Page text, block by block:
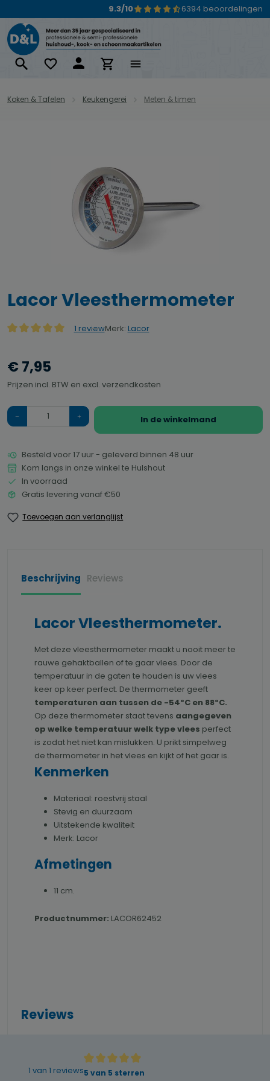
9.3/10 6394 beoordelingen
Koken & Tafelen Keukengerei Meten & timen
Lacor Vleesthermometer
1 reviewMerk: Lacor
€ 7,95
Prijzen incl. BTW en excl. verzendkosten
Hoeveelheid
In de winkelmand
Besteld voor 17 uur - geleverd binnen 48 uur
Kom langs in onze winkel te Hulshout
In voorraad
Gratis levering vanaf €50
Toevoegen aan verlanglijst
Beschrijving Reviews
Lacor Vleesthermometer.
Met deze vleesthermometer maakt u nooit meer te
rauwe gehaktballen of te gaar vlees. Door de
temperatuur in de gaten te houden is uw vlees
keer op keer perfect. De thermometer geeft
temperaturen aan tussen de -54ºC en 88ºC.
Op deze thermometer staat tevens aangegeven
op welke temperatuur welk type vlees perfect
is zodat het niet kan mislukken. U prikt simpelweg
de thermometer in het vlees en kijkt of het gaar is.
Kenmerken
Materiaal: roestvrij staal
Stevig en duurzaam
Uitstekende kwaliteit
Merk: Lacor
Afmetingen
11 cm.
Productnummer: LACOR62452
Reviews
1 van 1 reviewsGemiddelde waardering van 5 van 5 sterren
5 van 5 sterren